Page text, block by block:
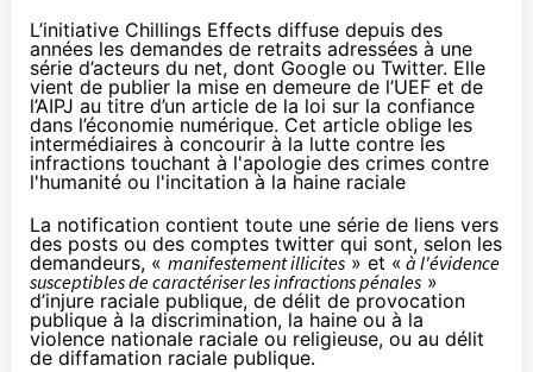
L’initiative Chillings Effects diffuse depuis des
années les demandes de retraits adressées à une
série d’acteurs du net, dont Google ou Twitter. Elle
vient de publier la mise en demeure de l’UEF et de
l’AIPJ au titre d’un article de la loi sur la confiance
dans l’économie numérique. Cet article oblige les
intermédiaires à concourir à la lutte contre les
infractions touchant à l'apologie des crimes contre
l'humanité ou l'incitation à la haine raciale
La notification contient toute une série de liens vers
des posts ou des comptes twitter qui sont, selon les
demandeurs, « manifestement illicites» et « à l'évidence
susceptibles de caractériser les infractions pénales »
d’injure raciale publique, de délit de provocation
publique à la discrimination, la haine ou à la
violence nationale raciale ou religieuse, ou au délit
de diffamation raciale publique.